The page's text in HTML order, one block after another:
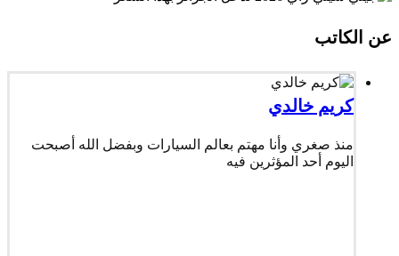
عن الكاتب
كريم خالدي
منذ صغري وأنا مهتم بعالم السيارات وبفضل الله أصبحت
اليوم أحد المؤثرين فيه